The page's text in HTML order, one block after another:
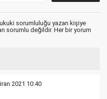
sorumluluğu yazan kişiye
sorumlu değildir. Her bir yorum
2021 10:40